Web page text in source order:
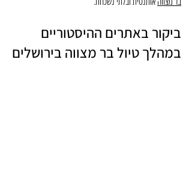
ביקור באתרים ההיסטוריים
במהלך טיול בר מצווה בירושלים